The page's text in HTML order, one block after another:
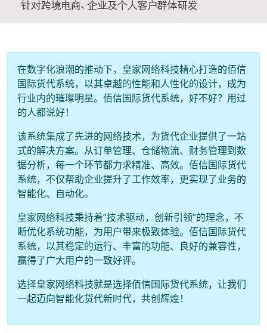
在数字化浪潮的推动下，皇家网络科技精心打造的佰信
国际货代系统，以其卓越的性能和人性化的设计，成为
行业内的璀璨明星。佰信国际货代系统，好不好？用过
的人都说好！
该系统集成了先进的网络技术，为货代企业提供了一站
式的解决方案。从订单管理、仓储物流、财务管理到数
据分析，每一个环节都力求精准、高效。佰信国际货代
系统，不仅帮助企业提升了工作效率，更实现了业务的
智能化、自动化。
皇家网络科技秉持着“技术驱动，创新引领”的理念，不
断优化系统功能，为用户带来极致体验。佰信国际货代
系统，以其稳定的运行、丰富的功能、良好的兼容性，
赢得了广大用户的一致好评。
选择皇家网络科技就是选择佰信国际货代系统，让我们
一起迈向智能化货代新时代，共创辉煌！